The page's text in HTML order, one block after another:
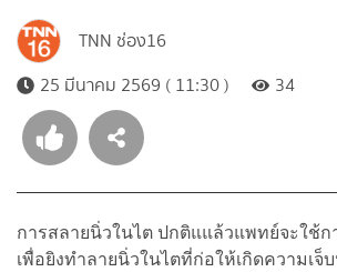
TNN ช่อง16
25 มีนาคม 2569 ( 11:30 )
34
การสลายนิ่วในไต ปกติแแล้วแพทย์จะใช้ก
เพื่อยิงทำลายนิ่วในไตที่ก่อให้เกิดความเจ็